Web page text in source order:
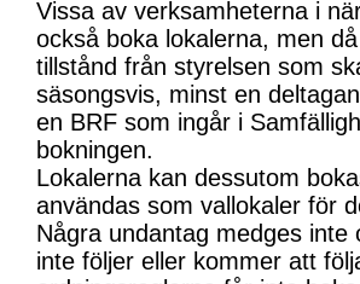
Vissa av verksamheterna i
också boka lokalerna, men
tillstånd från styrelsen som
säsongsvis, minst en
en BRF som ingår i
bokningen.
Lokalerna kan dessutom
användas som vallokaler för
Några undantag medges inte
inte följer eller kommer att